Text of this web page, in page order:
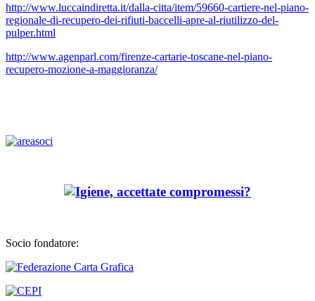
http://www.luccaindiretta.it/dalla-citta/item/59660-cartiere-nel-piano-
regionale-di-recupero-dei-rifiuti-baccelli-apre-al-riutilizzo-del-
pulper.html
http://www.agenparl.com/firenze-cartarie-toscane-nel-piano-
recupero-mozione-a-maggioranza/
Socio fondatore: